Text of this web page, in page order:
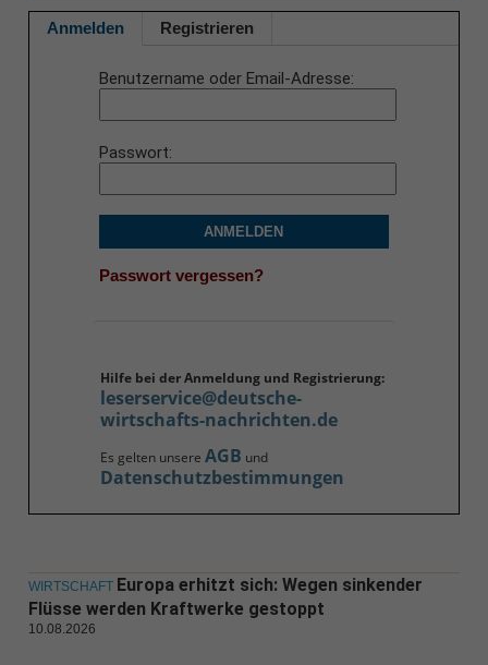
Anmelden Registrieren
Benutzername oder Email-Adresse
Passwort
ANMELDEN
Passwort vergessen?
Hilfe bei der Anmeldung und Registrierung:
leserservice@deutsche-
wirtschafts-nachrichten.de
Es gelten unsere AGB und
Datenschutzbestimmungen
WIRTSCHAFT Europa erhitzt sich: Wegen sinkender
Flüsse werden Kraftwerke gestoppt
10.08.2026